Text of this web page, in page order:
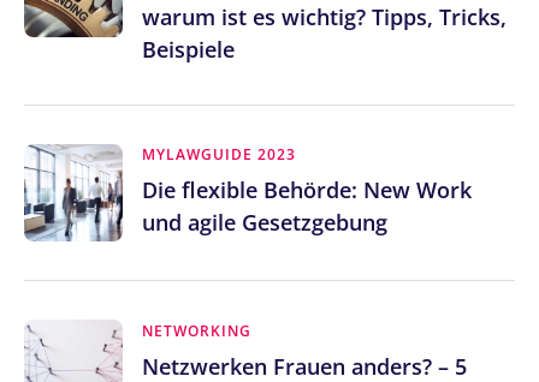
warum ist es wichtig? Tipps, Tricks,
Beispiele
MYLAWGUIDE 2023
Die flexible Behörde: New Work
und agile Gesetzgebung
NETWORKING
Netzwerken Frauen anders? – 5